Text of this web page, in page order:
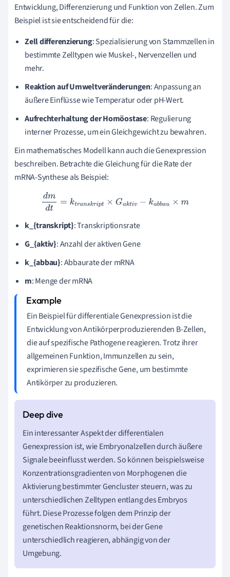
Entwicklung, Differenzierung und Funktion von Zellen. Zum
Beispiel ist sie entscheidend für die:
Zell differenzierung: Spezialisierung von Stammzellen in
bestimmte Zelltypen wie Muskel-, Nervenzellen und
mehr.
Reaktion auf Umweltveränderungen: Anpassung an
äußere Einflüsse wie Temperatur oder pH-Wert.
Aufrechterhaltung der Homöostase: Regulierung
interner Prozesse, um ein Gleichgewicht zu bewahren.
Ein mathematisches Modell kann auch die Genexpression
beschreiben. Betrachte die Gleichung für die Rate der
mRNA-Synthese als Beispiel:
d md t=k n k ri pt×Ga ktiv −ka b ba m
k_{transkript}: Transkriptionsrate
G_{aktiv}: Anzahl der aktiven Gene
k_{abbau}: Abbaurate der mRNA
m: Menge der mRNA
Ein Beispiel für differentiale Genexpression ist die
Entwicklung von Antikörperproduzierenden B-Zellen,
die auf spezifische Pathogene reagieren. Trotz ihrer
allgemeinen Funktion, Immunzellen zu sein,
exprimieren sie spezifische Gene, um bestimmte
Antikörper zu produzieren.
Ein interessanter Aspekt der differentialen
Genexpression ist, wie Embryonalzellen durch äußere
Signale beeinflusst werden. So können beispielsweise
Konzentrationsgradienten von Morphogenen die
Aktivierung bestimmter Gencluster steuern, was zu
unterschiedlichen Zelltypen entlang des Embryos
führt. Diese Prozesse folgen dem Prinzip der
genetischen Reaktionsnorm, bei der Gene
unterschiedlich reagieren, abhängig von der
Umgebung.